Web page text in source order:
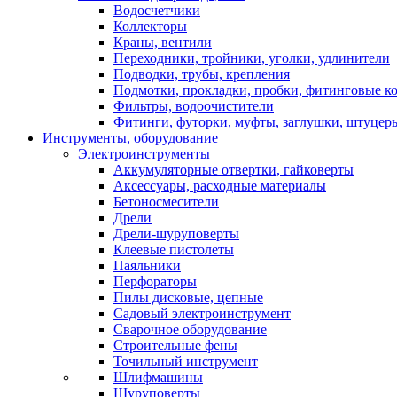
Водосчетчики
Коллекторы
Краны, вентили
Переходники, тройники, уголки, удлинители
Подводки, трубы, крепления
Подмотки, прокладки, пробки, фитинговые
Фильтры, водоочистители
Фитинги, футорки, муфты, заглушки,
Инструменты, оборудование
Электроинструменты
Аккумуляторные отвертки, гайковерты
Аксессуары, расходные материалы
Бетоносмесители
Дрели
Дрели-шуруповерты
Клеевые пистолеты
Паяльники
Перфораторы
Пилы дисковые, цепные
Садовый электроинструмент
Сварочное оборудование
Строительные фены
Точильный инструмент
Шлифмашины
Шуруповерты